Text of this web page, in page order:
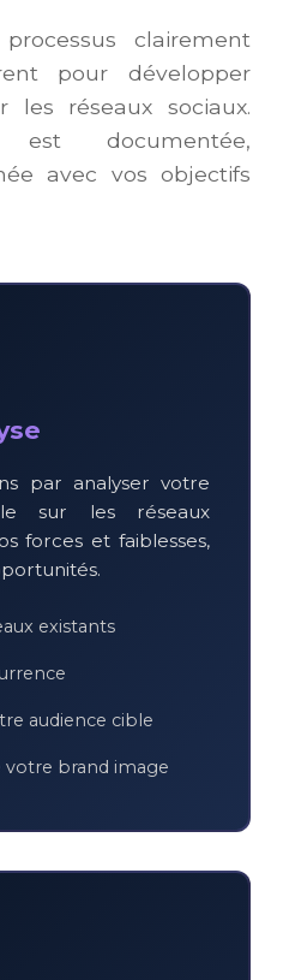
clairement
pour développer
les réseaux sociaux.
documentée,
avec vos objectifs
par analyser votre
sur les réseaux
forces et faiblesses,
existants
audience cible
votre brand image